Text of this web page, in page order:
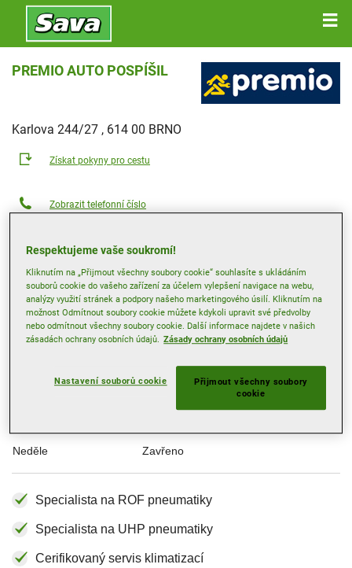
PREMIO AUTO POSPÍŠIL
Karlova 244/27 , 614 00 BRNO
Získat pokyny pro cestu
Zobrazit telefonní číslo
Web prodejce
Otevírací doba
Pondělí 08:00
17:00
Úterý
08:00
17:00
08:00
17:00
Neděle
Zavřeno
Specialista na ROF pneumatiky
Specialista na UHP pneumatiky
Cerifikovaný servis klimatizací
Respektujeme vaše soukromí!
Kliknutím na „Přijmout všechny soubory cookie“ souhlasíte s ukládáním
souborů cookie do vašeho zařízení za účelem vylepšení navigace na webu,
analýzy využití stránek a podpory našeho marketingového úsilí. Kliknutím na
možnost Odmítnout soubory cookie můžete kdykoli upravit své předvolby
nebo odmítnout všechny soubory cookie. Další informace najdete v našich
zásadách ochrany osobních údajů. Zásady ochrany osobních údajů
Nastavení souborů cookie
Přijmout všechny soubory
cookie